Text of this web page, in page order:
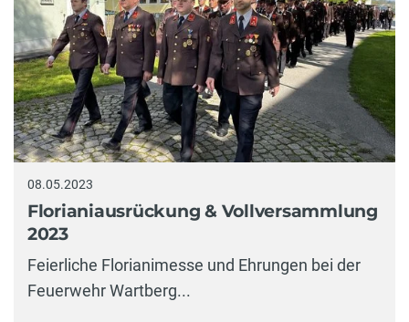
08.05.2023
Florianiausrückung & Vollversammlung
2023
Feierliche Florianimesse und Ehrungen bei der
Feuerwehr Wartberg...